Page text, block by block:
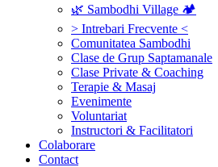
🌿 Sambodhi Village 🏕️
> Intrebari Frecvente <
Comunitatea Sambodhi
Clase de Grup Saptamanale
Clase Private & Coaching
Terapie & Masaj
‎Evenimente
Voluntariat
‏‏‎Instructori & Facilitatori
Colaborare
Contact